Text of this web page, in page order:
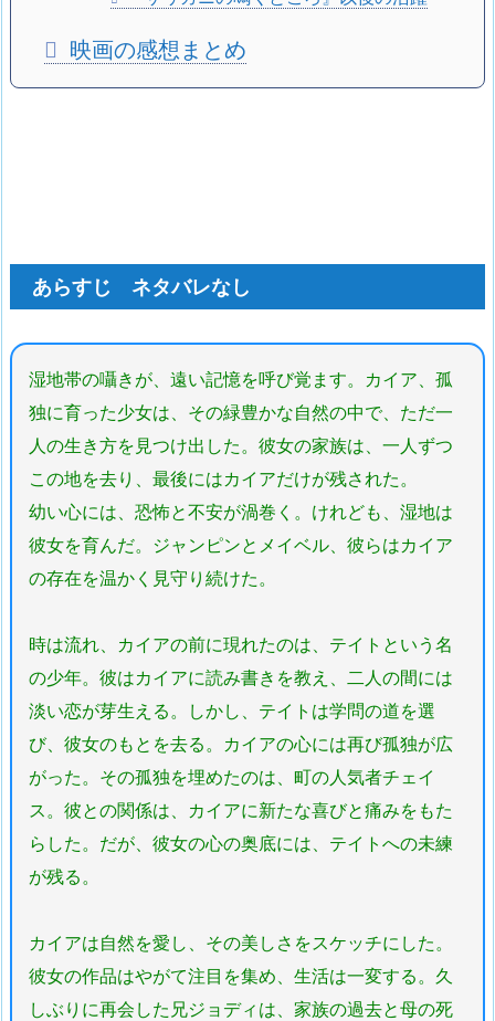
映画の感想まとめ
あらすじ ネタバレなし
湿地帯の囁きが、遠い記憶を呼び覚ます。カイア、孤
独に育った少女は、その緑豊かな自然の中で、ただ一
人の生き方を見つけ出した。彼女の家族は、一人ずつ
この地を去り、最後にはカイアだけが残された。
幼い心には、恐怖と不安が渦巻く。けれども、湿地は
彼女を育んだ。ジャンピンとメイベル、彼らはカイア
の存在を温かく見守り続けた。
時は流れ、カイアの前に現れたのは、テイトという名
の少年。彼はカイアに読み書きを教え、二人の間には
淡い恋が芽生える。しかし、テイトは学問の道を選
び、彼女のもとを去る。カイアの心には再び孤独が広
がった。その孤独を埋めたのは、町の人気者チェイ
ス。彼との関係は、カイアに新たな喜びと痛みをもた
らした。だが、彼女の心の奥底には、テイトへの未練
が残る。
カイアは自然を愛し、その美しさをスケッチにした。
彼女の作品はやがて注目を集め、生活は一変する。久
しぶりに再会した兄ジョディは、家族の過去と母の死